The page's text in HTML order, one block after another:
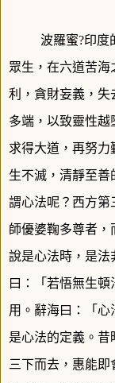
波羅蜜?印度
眾生，在六道苦
利，貪財妄義，失
多端，以致靈性越
求得大道，再努
生不滅，清靜至
謂心法呢 ？ 西方第
師優婆鞠多尊者，
說是心法時，是法
曰：「若悟無生
用。辭海曰：「
是心法的定義。
三下而去，惠能